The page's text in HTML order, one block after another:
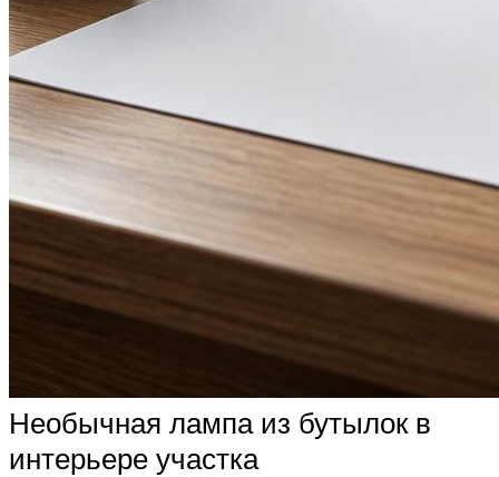
Необычная лампа из бутылок в
интерьере участка